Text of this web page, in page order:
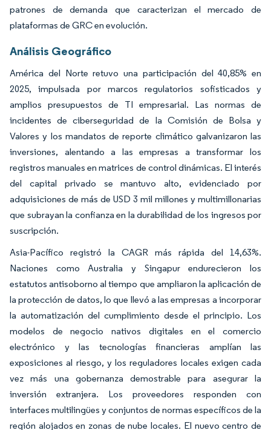
patrones de demanda que caracterizan el mercado de
plataformas de GRC en evolución.
Análisis Geográfico
América del Norte retuvo una participación del 40,85% en
2025, impulsada por marcos regulatorios sofisticados y
amplios presupuestos de TI empresarial. Las normas de
incidentes de ciberseguridad de la Comisión de Bolsa y
Valores y los mandatos de reporte climático galvanizaron las
inversiones, alentando a las empresas a transformar los
registros manuales en matrices de control dinámicas. El interés
del capital privado se mantuvo alto, evidenciado por
adquisiciones de más de USD 3 mil millones y multimillonarias
que subrayan la confianza en la durabilidad de los ingresos por
suscripción.
Asia-Pacífico registró la CAGR más rápida del 14,63%.
Naciones como Australia y Singapur endurecieron los
estatutos antisoborno al tiempo que ampliaron la aplicación de
la protección de datos, lo que llevó a las empresas a incorporar
la automatización del cumplimiento desde el principio. Los
modelos de negocio nativos digitales en el comercio
electrónico y las tecnologías financieras amplían las
exposiciones al riesgo, y los reguladores locales exigen cada
vez más una gobernanza demostrable para asegurar la
inversión extranjera. Los proveedores responden con
interfaces multilingües y conjuntos de normas específicos de la
región alojados en zonas de nube locales. El nuevo centro de